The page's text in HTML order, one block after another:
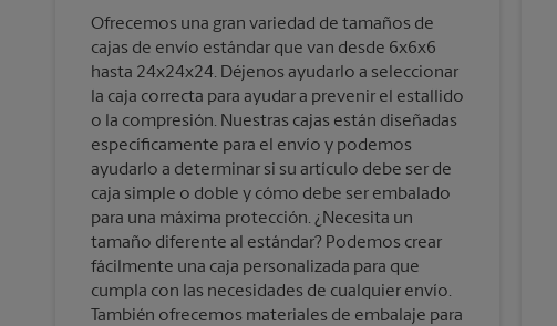
Ofrecemos una gran variedad de tamaños de
cajas de envío estándar que van desde 6x6x6
hasta 24x24x24. Déjenos ayudarlo a seleccionar
la caja correcta para ayudar a prevenir el estallido
o la compresión. Nuestras cajas están diseñadas
específicamente para el envío y podemos
ayudarlo a determinar si su artículo debe ser de
caja simple o doble y cómo debe ser embalado
para una máxima protección. ¿Necesita un
tamaño diferente al estándar? Podemos crear
fácilmente una caja personalizada para que
cumpla con las necesidades de cualquier envío.
También ofrecemos materiales de embalaje para